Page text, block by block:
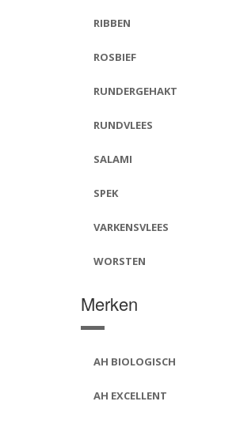
RIBBEN
ROSBIEF
RUNDERGEHAKT
RUNDVLEES
SALAMI
SPEK
VARKENSVLEES
WORSTEN
Merken
AH BIOLOGISCH
AH EXCELLENT